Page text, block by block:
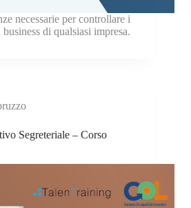
necessarie per controllare i
di qualsiasi impresa.
Segreteriale – Corso